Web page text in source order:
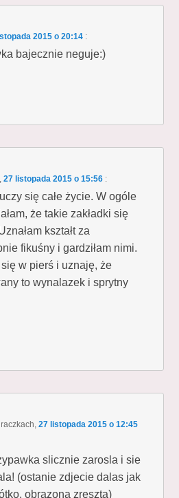
2015 o 20:14 :
bajecznie neguje:)
,27 listopada 2015 o 15:56 :
się całe życie. W ogóle
że takie zakładki się
kształt za
fikuśny i gardziłam nimi.
w pierś i uznaję, że
to wynalazek i sprytny
,27 listopada 2015 o 12:45
slicznie zarosla i sie
(ostanie zdjecie dalas jak
obrazona zreszta)